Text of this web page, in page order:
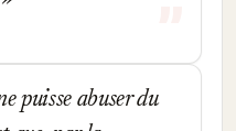
puisse abuser du